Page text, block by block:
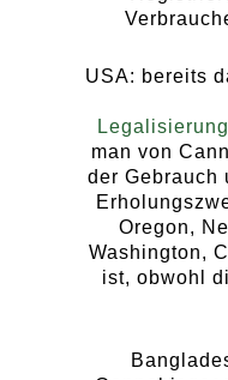
USA: bereits
man von
der Gebrauch
Oregon,
Washington,
ist, obwohl